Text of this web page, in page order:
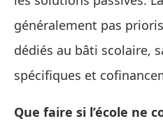
généralement pas
dédiés au bâti scolaire,
spécifiques et
Que faire si l’école ne